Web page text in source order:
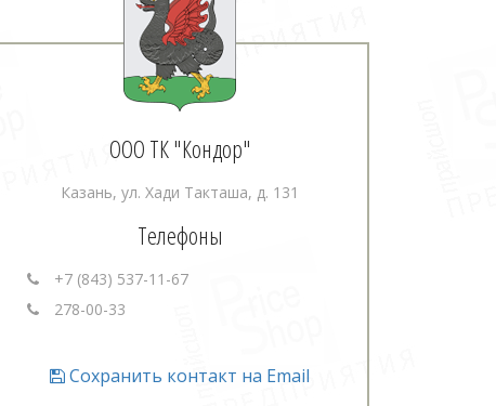
ООО ТК "Кондор"
Казань, ул. Хади Такташа, д. 131
Телефоны
+7 (843) 537-11-67
278-00-33
Сохранить контакт на Email